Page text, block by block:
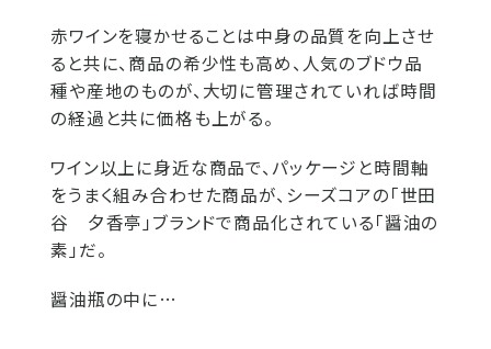
赤ワインを寝かせることは中身の品質を向上させ
ると共に、商品の希少性も高め、人気のブドウ品
種や産地のものが、大切に管理されていれば時間
の経過と共に価格も上がる。
ワイン以上に身近な商品で、パッケージと時間軸
をうまく組み合わせた商品が、シーズコアの「世田
谷 夕香亭」ブランドで商品化されている「醤油の
素」だ。
醤油瓶の中に…